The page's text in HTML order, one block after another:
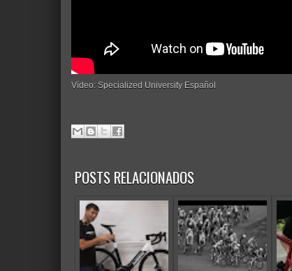
Vídeo: Specialized University Español
POSTS RELACIONADOS